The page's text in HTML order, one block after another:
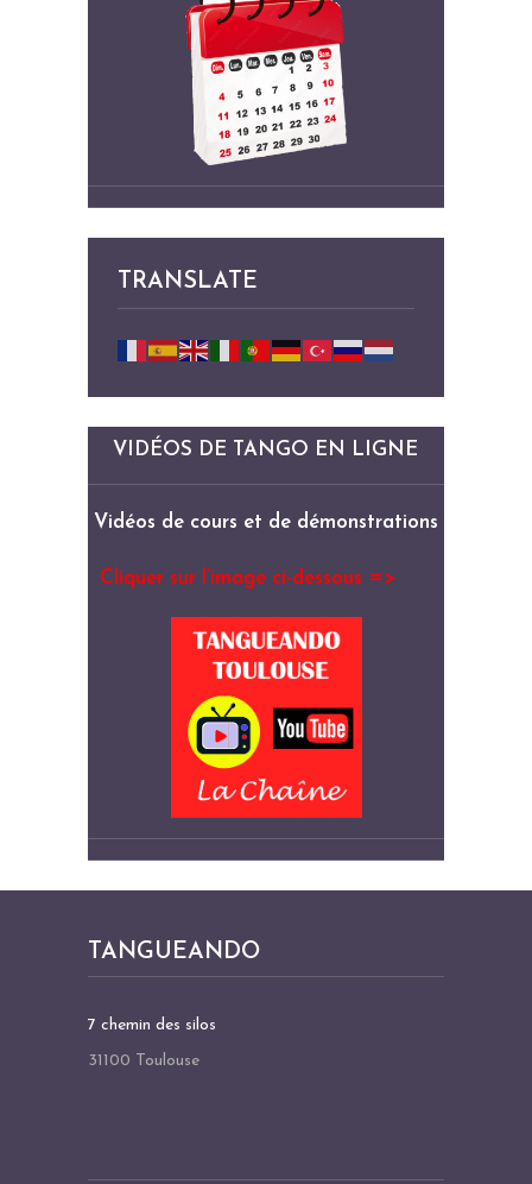
TRANSLATE
VIDÉOS DE TANGO EN LIGNE
Vidéos de cours et de démonstrations
Cliquer sur l’image ci-dessous =>
TANGUEANDO
7 chemin des silos
31100 Toulouse